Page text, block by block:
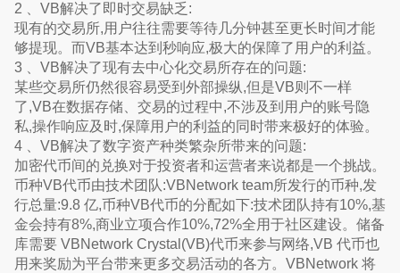
2 、VB解决了即时交易缺乏:
现有的交易所,用户往往需要等待几分钟甚至更长时间才能
够提现。而VB基本达到秒响应,极大的保障了用户的利益。
3 、VB解决了现有去中心化交易所存在的问题:
某些交易所仍然很容易受到外部操纵,但是VB则不一样
了,VB在数据存储、交易的过程中,不涉及到用户的账号隐
私,操作响应及时,保障用户的利益的同时带来极好的体验。
4 、VB解决了数字资产种类繁杂所带来的问题:
加密代币间的兑换对于投资者和运营者来说都是一个挑战。
币种VB代币由技术团队:VBNetwork team所发行的币种,发
行总量:9.8 亿,币种VB代币的分配如下:技术团队持有10%,基
金会持有8%,商业立项合作10%,72%全用于社区建设。储备
库需要 VBNetwork Crystal(VB)代币来参与网络,VB 代币也
用来奖励为平台带来更多交易活动的各方。VBNetwork 将